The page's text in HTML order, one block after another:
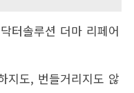
터솔루션 더마 리페어
지도, 번들거리지도 않